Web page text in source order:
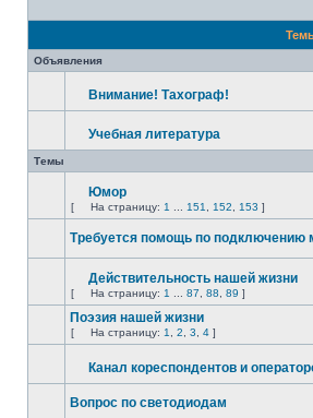
Объявления
Внимание! Тахограф!
Учебная литература
Темы
Юмор
[ На страницу: 1 151 152 153 ]
Требуется помощь по подключению
Действительность нашей жизни
[ На страницу: 1 87 88 89 ]
Поэзия нашей жизни
[ На страницу: 1 2 3 4 ]
Канал кореспондентов и
Вопрос по светодиодам